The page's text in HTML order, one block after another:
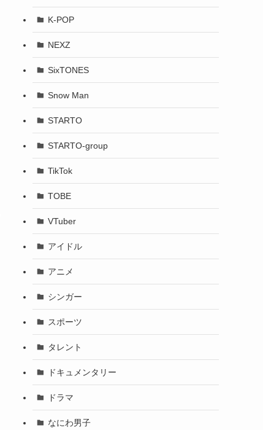
K-POP
NEXZ
SixTONES
Snow Man
STARTO
STARTO-group
TikTok
TOBE
VTuber
アイドル
アニメ
シンガー
スポーツ
タレント
ドキュメンタリー
ドラマ
なにわ男子